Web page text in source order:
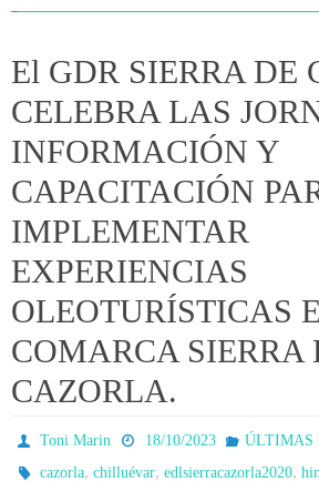
El GDR SIERRA DE
CELEBRA LAS
INFORMACIÓN Y
CAPACITACIÓN
IMPLEMENTAR
EXPERIENCIAS
OLEOTURÍSTICAS
COMARCA SIERRA
CAZORLA.
Toni Marin 18/10/2023
ÚLTIMAS
cazorla,chilluévar,edlsierracazorla2020,